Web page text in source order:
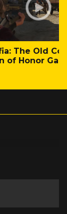
The Old
of Honor